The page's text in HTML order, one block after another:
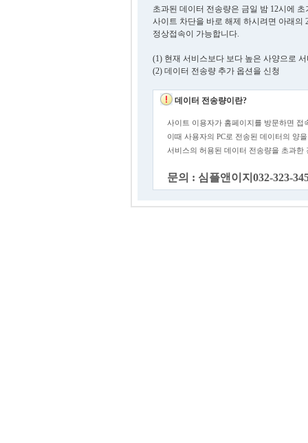
초과된 데이터 전송량은 금일 밤 12시에
사이트 차단을 바로 해제 하시려면 아래의
정상접속이 가능합니다.
(1) 현재 서비스보다 보다 높은 사양으로
(2) 데이터 전송량 추가 옵션을 신청
데이터 전송량이란?
사이트 이용자가 홈페이지를 방문하면 접
이때 사용자의 PC로 전송된 데이터의 양
서비스의 허용된 데이터 전송량을 초과
문의 : 심플앤이지032-323-